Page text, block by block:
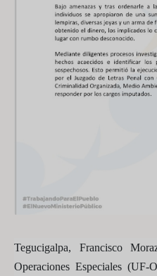
Tegucigalpa, Francisco
Operaciones Especiales